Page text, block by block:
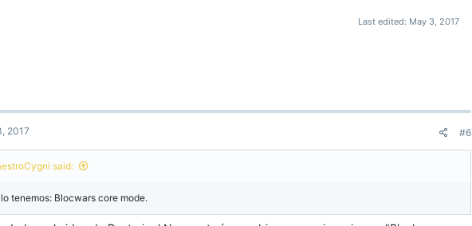
Last edited: May 3, 2017
2017 #6
said:
lo tenemos: Blocwars core mode.